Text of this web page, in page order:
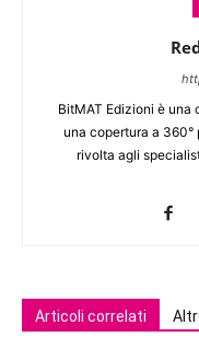
BitMAT Edizioni è una
una copertura a
rivolta agli
Articoli correlati